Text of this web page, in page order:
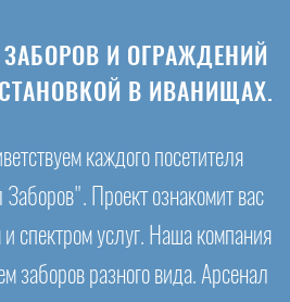
ЗАБОРОВ И ОГРАЖДЕНИЙ
В ИВАНИЩАХ.
каждого посетителя
Проект ознакомит вас
спектром услуг. Наша компания
заборов разного вида. Арсенал